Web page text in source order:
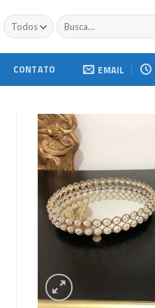
Buscar
por:
CONTATO EMAIL